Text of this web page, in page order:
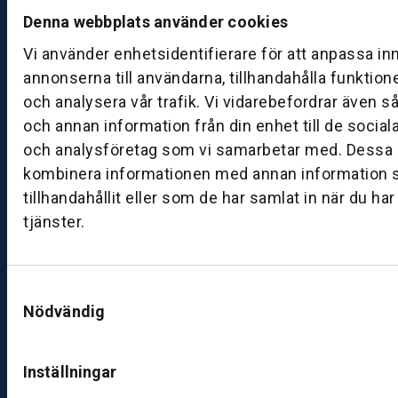
Denna webbplats använder cookies
Vi använder enhetsidentifierare för att anpassa
annonserna till användarna, tillhandahålla
och analysera vår trafik. Vi vidarebefordrar även
och annan information från din enhet till de
och analysföretag som vi samarbetar med. Dessa
kombinera informationen med annan information
tillhandahållit eller som de har samlat in när du
tjänster.
Nödvändig
Inställningar
d
g:
0
8:
0
0
7:
0
B
S